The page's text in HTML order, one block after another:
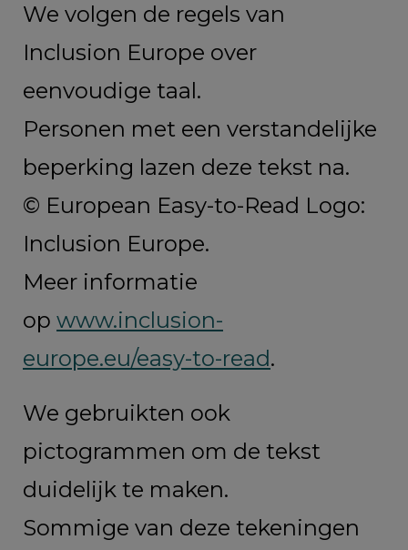
We volgen de regels van
Inclusion Europe over
eenvoudige taal.
Personen met een verstandelijke
beperking lazen deze tekst na.
© European Easy-to-Read Logo:
Inclusion Europe.
Meer informatie
op www.inclusion-
europe.eu/easy-to-read.
We gebruikten ook
pictogrammen om de tekst
duidelijk te maken.
Sommige van deze tekeningen